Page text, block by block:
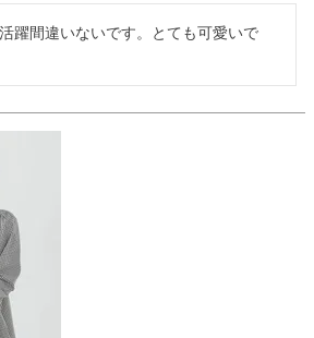
躍間違いないです。とても可愛いで